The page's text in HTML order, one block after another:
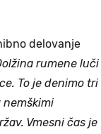
delovanje
rumene luči
To je denimo tri
nemškimi
Vmesni čas je